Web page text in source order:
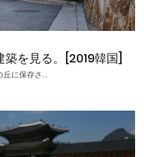
築を見る。[2019韓国]
丘に保存さ…